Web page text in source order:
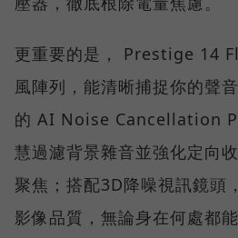
更重要的是， Prestige 14
風陣列，能清晰捕捉你的聲
的 AI Noise Cancellation
慧過濾背景雜音並強化定向
聚焦；搭配3D降噪視訊鏡頭
影像品質，無論身在何處都